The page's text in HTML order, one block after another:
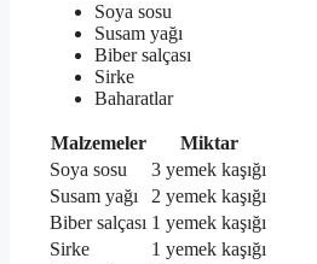
Soya sosu
Susam yağı
Biber salçası
Sirke
Baharatlar
Malzemeler
Miktar
Soya sosu
3 yemek kaşığı
Susam yağı
2 yemek kaşığı
Biber salçası 1 yemek kaşığı
Sirke
1 yemek kaşığı